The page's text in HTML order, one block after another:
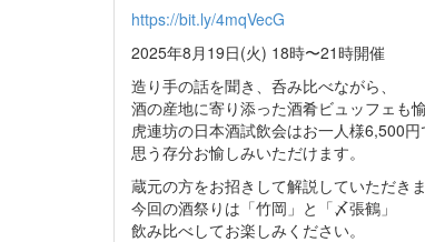
https://bit.ly/4mqVecG
2025年8月19日(火) 18時〜21時開催
造り手の話を聞き、呑み比べながら、
酒の産地に寄り添った酒肴ビュッフェも
虎連坊の日本酒試飲会はお一人様6,500
思う存分お愉しみいただけます。
蔵元の方をお招きして解説していただき
今回の酒祭りは「竹岡」と「〆張鶴」
飲み比べしてお楽しみください。